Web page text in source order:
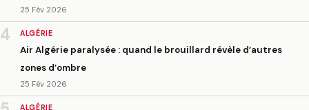
25 Fév 2026
4 ALGÉRIE
Air Algérie paralysée : quand le brouillard révèle d’autres
zones d’ombre
25 Fév 2026
ALGÉRIE